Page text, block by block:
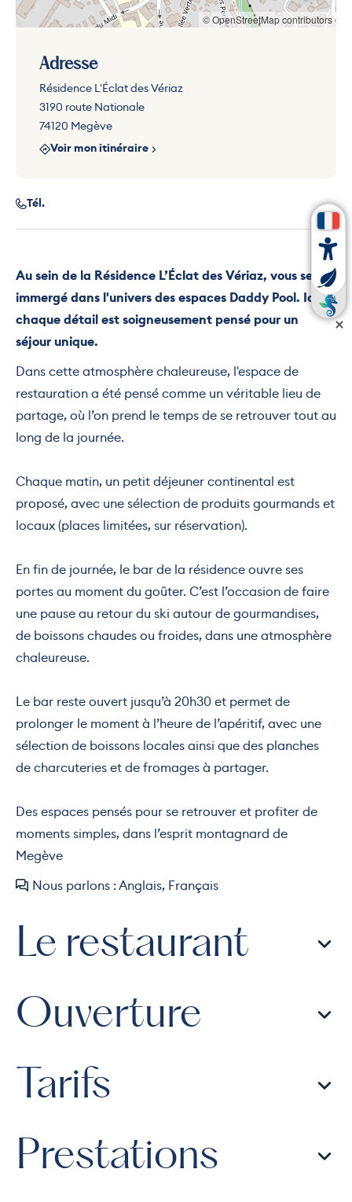
Au sein de la Résidence L’Éclat des Vériaz, vous serez
immergé dans l'univers des espaces Daddy Pool. Ici,
chaque détail est soigneusement pensé pour un
séjour unique.
Dans cette atmosphère chaleureuse, l'espace de
restauration a été pensé comme un véritable lieu de
partage, où l’on prend le temps de se retrouver tout au
long de la journée.
Chaque matin, un petit déjeuner continental est
proposé, avec une sélection de produits gourmands et
locaux (places limitées, sur réservation).
En fin de journée, le bar de la résidence ouvre ses
portes au moment du goûter. C’est l’occasion de faire
une pause au retour du ski autour de gourmandises,
de boissons chaudes ou froides, dans une atmosphère
chaleureuse.
Le bar reste ouvert jusqu’à 20h30 et permet de
prolonger le moment à l’heure de l’apéritif, avec une
sélection de boissons locales ainsi que des planches
de charcuteries et de fromages à partager.
Des espaces pensés pour se retrouver et profiter de
moments simples, dans l’esprit montagnard de
Megève
Nous parlons : Anglais, Français
Le restaurant
Ouverture
Tarifs
Prestations
© OpenStreetMap contributors
Adresse
Résidence L'Éclat des Vériaz
3190 route Nationale
74120 Megève
Voir mon itinéraire
Tél.